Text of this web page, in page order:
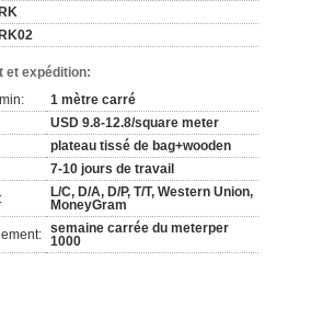
et expédition:
1 mètre carré
USD 9.8-12.8/square meter
plateau tissé de bag+wooden
7-10 jours de travail
L/C, D/A, D/P, T/T, Western Union,
MoneyGram
semaine carrée du meterper
1000